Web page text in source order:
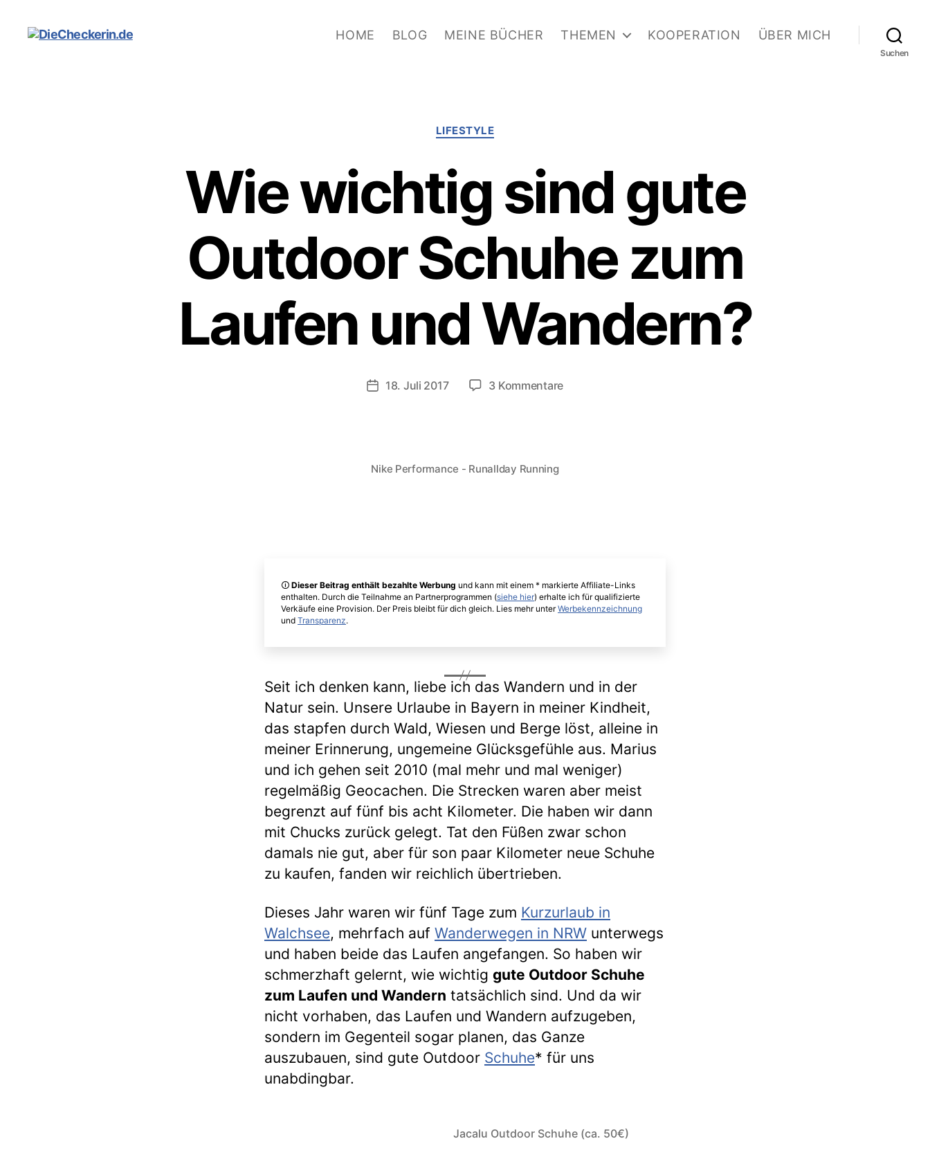
HOME BLOG MEINE BÜCHER THEMEN KOOPERATION ÜBER MICH
Suchen
Kategorien
LIFESTYLE
Wie wichtig sind gute
Outdoor Schuhe zum
Laufen und Wandern?
Veröffentlichungsdatum
18. Juli 2017 3 Kommentarezu
Nike Performance - Runallday Running
🛈 Dieser Beitrag enthält bezahlte Werbung und kann mit einem * markierte Affiliate-Links
enthalten. Durch die Teilnahme an Partnerprogrammen (siehe hier) erhalte ich für qualifizierte
Verkäufe eine Provision. Der Preis bleibt für dich gleich. Lies mehr unterWerbekennzeichnung
und Transparenz.
Seit ich denken kann, liebe ich das Wandern und in der
Natur sein. Unsere Urlaube in Bayern in meiner Kindheit,
das stapfen durch Wald, Wiesen und Berge löst, alleine in
meiner Erinnerung, ungemeine Glücksgefühle aus. Marius
und ich gehen seit 2010 (mal mehr und mal weniger)
regelmäßig Geocachen. Die Strecken waren aber meist
begrenzt auf fünf bis acht Kilometer. Die haben wir dann
mit Chucks zurück gelegt. Tat den Füßen zwar schon
damals nie gut, aber für son paar Kilometer neue Schuhe
zu kaufen, fanden wir reichlich übertrieben.
Dieses Jahr waren wir fünf Tage zum Kurzurlaub in
Walchsee, mehrfach auf Wanderwegen in NRW unterwegs
und haben beide das Laufen angefangen. So haben wir
schmerzhaft gelernt, wie wichtig gute Outdoor Schuhe
zum Laufen und Wandern tatsächlich sind. Und da wir
nicht vorhaben, das Laufen und Wandern aufzugeben,
sondern im Gegenteil sogar planen, das Ganze
auszubauen, sind gute Outdoor Schuhe* für uns
unabdingbar.
Jacalu Outdoor Schuhe (ca. 50€)